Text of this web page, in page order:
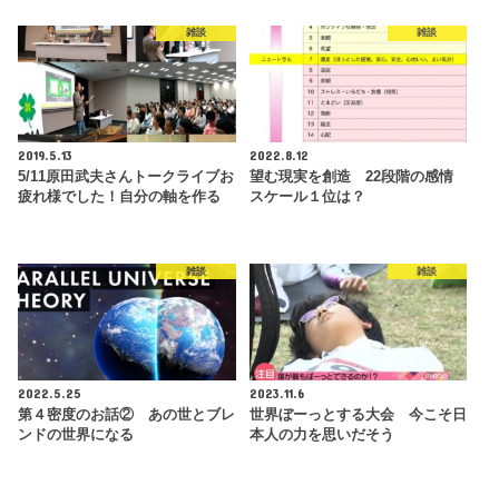
雑談
2019.5.13
5/11原田武夫さんトークライブお
疲れ様でした！自分の軸を作る
雑談
2022.8.12
望む現実を創造 22段階の感情
スケール１位は？
雑談
2022.5.25
第４密度のお話② あの世とブレ
ンドの世界になる
雑談
2023.11.6
世界ぼーっとする大会 今こそ日
本人の力を思いだそう